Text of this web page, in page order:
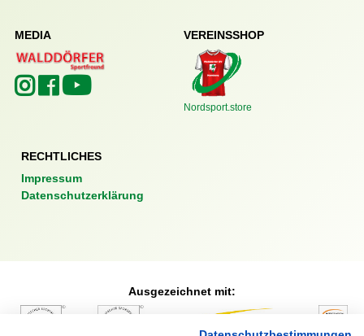
MEDIA VEREINSSHOP
Nordsport.store
RECHTLICHES
Impressum
Datenschutzerklärung
Ausgezeichnet mit: